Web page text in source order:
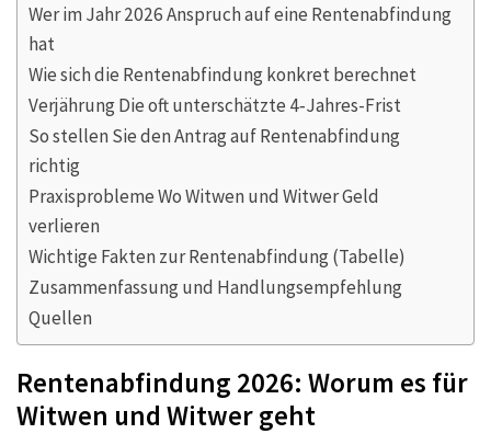
Wer im Jahr 2026 Anspruch auf eine Rentenabfindung
hat
Wie sich die Rentenabfindung konkret berechnet
Verjährung Die oft unterschätzte 4‑Jahres-Frist
So stellen Sie den Antrag auf Rentenabfindung
richtig
Praxisprobleme Wo Witwen und Witwer Geld
verlieren
Wichtige Fakten zur Rentenabfindung (Tabelle)
Zusammenfassung und Handlungsempfehlung
Quellen
Rentenabfindung 2026: Worum es für
Witwen und Witwer geht